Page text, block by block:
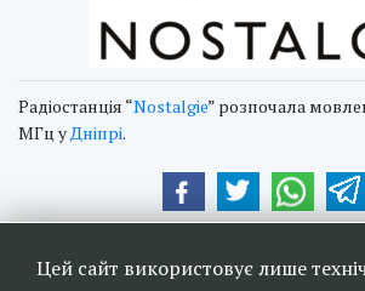
Радіостанція “Nostalgie” розпочала
МГц уДніпрі.
Цей сайт використовує лише